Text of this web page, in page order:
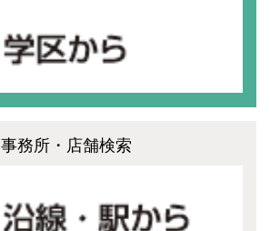
事務所・店舗検索